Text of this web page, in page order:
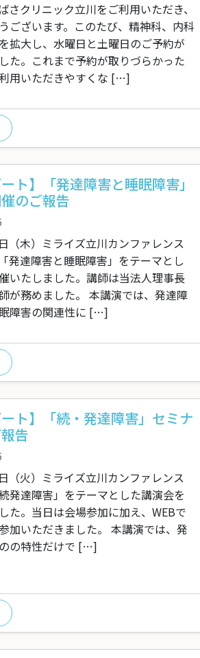
さクリニック立川をご利用いただき、
ございます。このたび、精神科、内科
拡大し、水曜日と土曜日のご予約が
た。これまで予約が取りづらかった
用いただきやすくな […]
ート】「発達障害と睡眠障害」
のご報告
（木）ミライズ立川カンファレンス
発達障害と睡眠障害」をテーマとし
いたしました。講師は当法人理事長
が務めました。 本講演では、発達障
障害の関連性に […]
ート】「続・発達障害」セミナ
告
（火）ミライズ立川カンファレンス
発達障害」をテーマとした講演会を
た。当日は会場参加に加え、WEBで
加いただきました。 本講演では、発
の特性だけで […]